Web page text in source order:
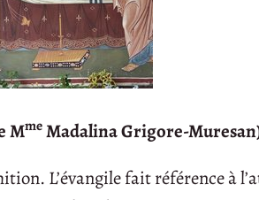
MmeMadalina Grigore-
L’évangile fait référence à